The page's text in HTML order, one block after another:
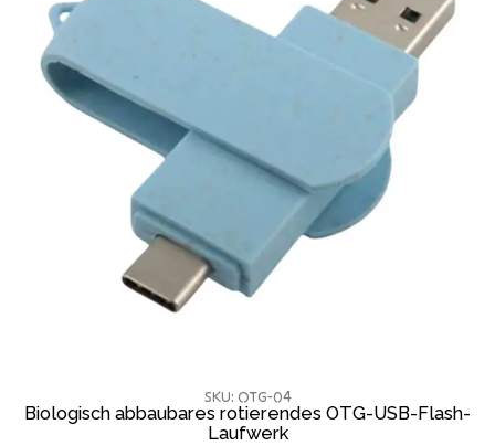
SKU: OTG-04
Biologisch abbaubares rotierendes OTG-USB-Flash-
Laufwerk